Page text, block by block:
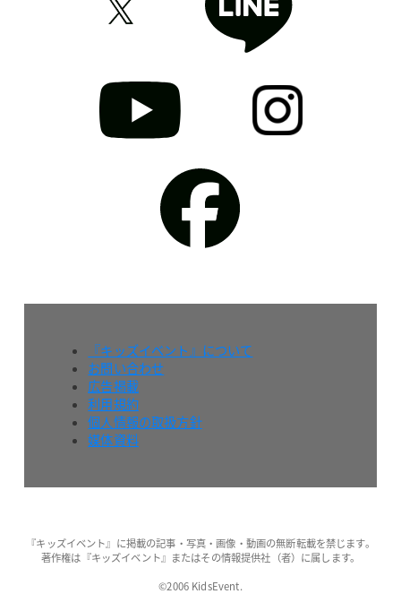
『キッズイベント』について
お問い合わせ
広告掲載
利用規約
個人情報の取扱方針
媒体資料
『キッズイベント』に掲載の記事・写真・画像・動画の無断転載を禁じます。
著作権は『キッズイベント』またはその情報提供社（者）に属します。
©2006 KidsEvent.